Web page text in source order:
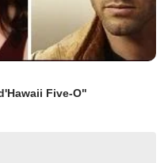
Five-O"